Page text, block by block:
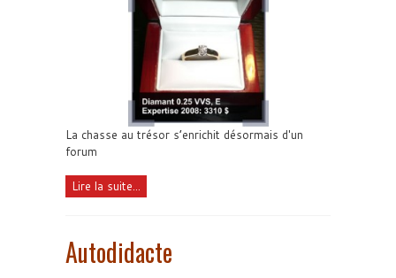
La chasse au trésor s’enrichit désormais d'un
forum
Lire la suite...
Autodidacte